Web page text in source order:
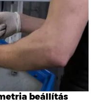
beállítás